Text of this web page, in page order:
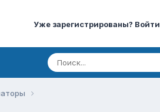
Уже зарегистрированы? Войти